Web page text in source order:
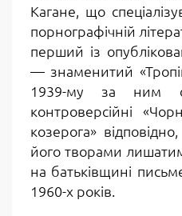
Кагане, що
порнографічній
перший із
— знаменитий
1939-му за ним
контроверсійні
козерога»
його творами
на батьківщині
1960-х років.